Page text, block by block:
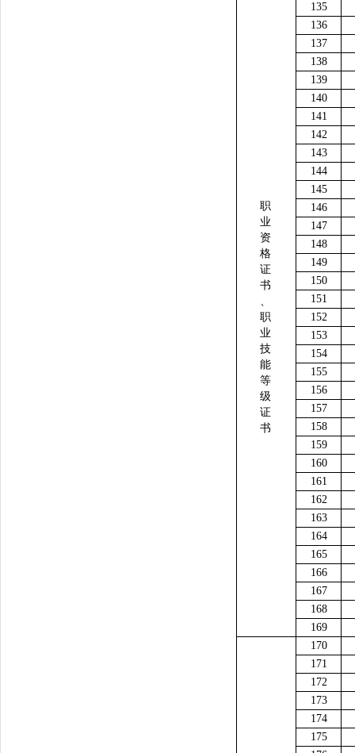
职
业
资
格
证
书
、
职
业
技
能
等
级
证
书
135
136
137
138
139
140
141
142
143
144
145
146
147
148
149
150
151
152
153
154
155
156
157
158
159
160
161
162
163
164
165
166
167
168
169
170
171
172
173
174
175